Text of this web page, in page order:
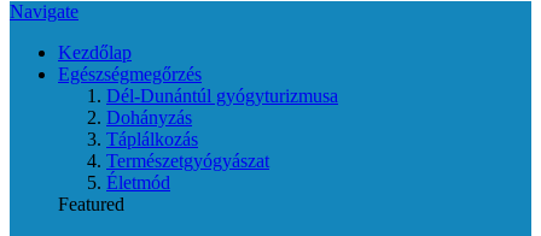
Navigate
Kezdőlap
Egészségmegőrzés
Dél-Dunántúl gyógyturizmusa
Dohányzás
Táplálkozás
Természetgyógyászat
Életmód
Featured